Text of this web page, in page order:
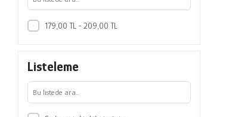
179,00 TL - 209,00 TL
Listeleme